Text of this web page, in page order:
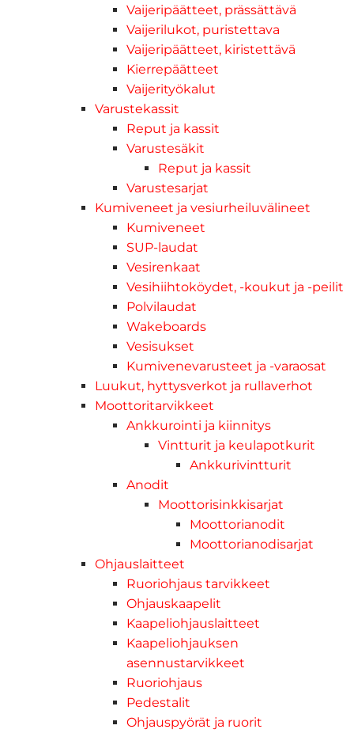
Vaijeripäätteet, prässättävä
Vaijerilukot, puristettava
Vaijeripäätteet, kiristettävä
Kierrepäätteet
Vaijerityökalut
Varustekassit
Reput ja kassit
Varustesäkit
Reput ja kassit
Varustesarjat
Kumiveneet ja vesiurheiluvälineet
Kumiveneet
SUP-laudat
Vesirenkaat
Vesihiihtoköydet, -koukut ja -peilit
Polvilaudat
Wakeboards
Vesisukset
Kumivenevarusteet ja -varaosat
Luukut, hyttysverkot ja rullaverhot
Moottoritarvikkeet
Ankkurointi ja kiinnitys
Vintturit ja keulapotkurit
Ankkurivintturit
Anodit
Moottorisinkkisarjat
Moottorianodit
Moottorianodisarjat
Ohjauslaitteet
Ruoriohjaus tarvikkeet
Ohjauskaapelit
Kaapeliohjauslaitteet
Kaapeliohjauksen
asennustarvikkeet
Ruoriohjaus
Pedestalit
Ohjauspyörät ja ruorit